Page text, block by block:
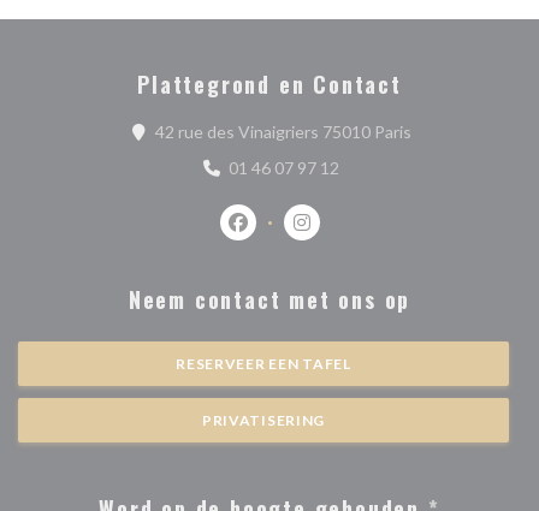
Plattegrond en Contact
42 rue des Vinaigriers 75010 Paris
01 46 07 97 12
Facebook ((opent in een nieuw
Instagram ((opent in een
Neem contact met ons op
RESERVEER EEN TAFEL
PRIVATISERING